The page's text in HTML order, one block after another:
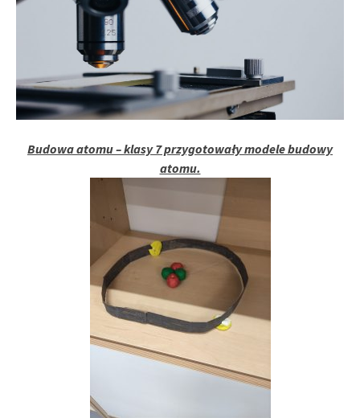
Budowa atomu – klasy 7 przygotowały modele budowy
atomu.